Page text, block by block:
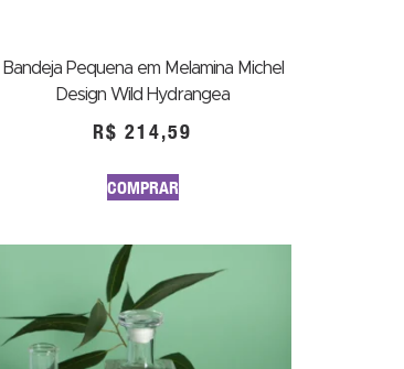
Bandeja Pequena em Melamina Michel
Design Wild Hydrangea
R$ 214,59
COMPRAR